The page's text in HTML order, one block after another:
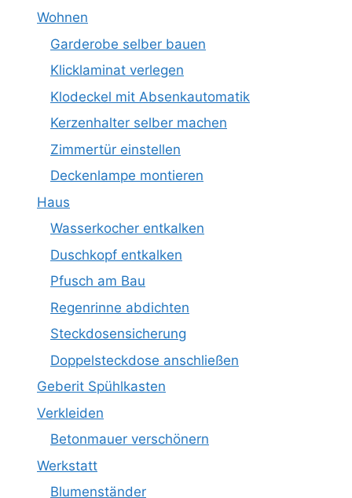
Wohnen
Garderobe selber bauen
Klicklaminat verlegen
Klodeckel mit Absenkautomatik
Kerzenhalter selber machen
Zimmertür einstellen
Deckenlampe montieren
Haus
Wasserkocher entkalken
Duschkopf entkalken
Pfusch am Bau
Regenrinne abdichten
Steckdosensicherung
Doppelsteckdose anschließen
Geberit Spühlkasten
Verkleiden
Betonmauer verschönern
Werkstatt
Blumenständer